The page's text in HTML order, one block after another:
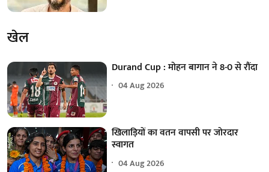
खेल
Durand Cup : मोहन बागान ने 8-0 से रौंदा
04 Aug 2026
खिलाड़ियों का वतन वापसी पर जोरदार
स्वागत
04 Aug 2026